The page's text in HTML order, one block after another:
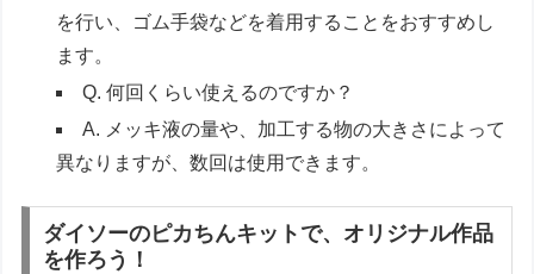
を行い、ゴム手袋などを着用することをおすすめし
ます。
Q. 何回くらい使えるのですか？
A. メッキ液の量や、加工する物の大きさによって
異なりますが、数回は使用できます。
ダイソーのピカちんキットで、オリジナル作品
を作ろう！